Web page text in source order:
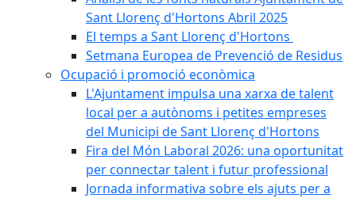
Sant Llorenç d'Hortons Abril 2025
El temps a Sant Llorenç d'Hortons
Setmana Europea de Prevenció de Residus
Ocupació i promoció econòmica
L'Ajuntament impulsa una xarxa de talent
local per a autònoms i petites empreses
del Municipi de Sant Llorenç d'Hortons
Fira del Món Laboral 2026: una oportunitat
per connectar talent i futur professional
Jornada informativa sobre els ajuts per a